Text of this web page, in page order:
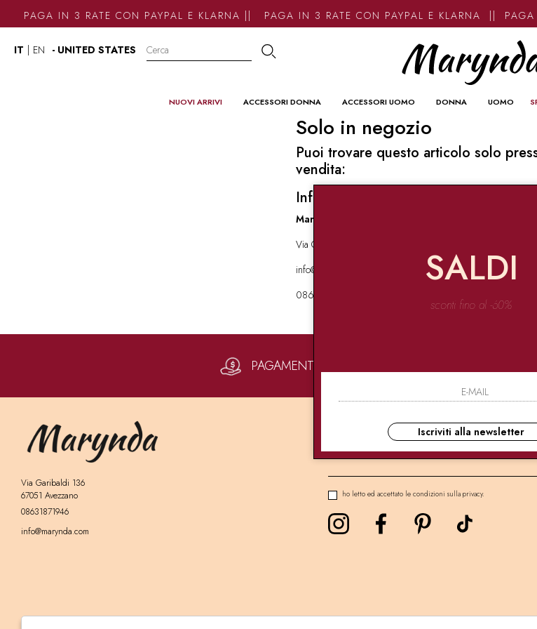
PAGA IN 3 RATE CON PAYPAL E KLARNA || PAGA IN 3 RATE CON PAYPAL E KLARNA || PAGA
IT EN - UNITED STATES
NUOVI ARRIVI ACCESSORI DONNA ACCESSORI UOMO DONNA UOMO
Solo in negozio
Puoi trovare questo articolo solo
vendita:
Info contatti
Marynda
Via Garibaldi 136 67051 Avezzano
info@marynda.com
08631871946
PAGAMENTI SICURI
Via Garibaldi 136
67051 Avezzano
08631871946
info@marynda.com
NEWSLETTER
ho letto ed accettato le condizioni sulla privacy.
SALDI
sconti fino al -60%
Iscriviti alla newsletter